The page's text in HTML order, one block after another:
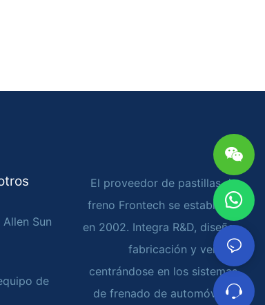
Sun
de
El proveedor de pastillas de
freno Frontech se estableció
en 2002. Integra R&D, diseño,
fabricación y ventas,
centrándose en los sistemas
de frenado de automóviles